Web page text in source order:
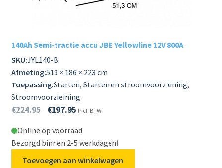
140Ah Semi-tractie accu JBE Yellowline 12V 800A
SKU:JYL140-B
Afmeting:513 × 186 × 223 cm
Toepassing:Starten, Starten en stroomvoorziening,
Stroomvoorzieining
€224.95 €197.95 Incl. BTW
Online op voorraad
Bezorgd binnen 2-5 werkdagenℹ️
Toevoegen aan winkelwagen